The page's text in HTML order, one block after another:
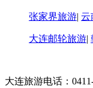
张家界旅游| 云
大连邮轮旅游|
大连旅游电话：